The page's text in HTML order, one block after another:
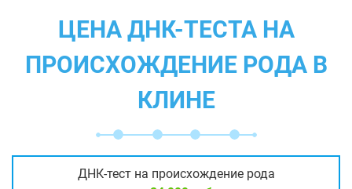
ЦЕНА ДНК-ТЕСТА НА
ПРОИСХОЖДЕНИЕ РОДА В
КЛИНЕ
ДНК-тест на происхождение рода